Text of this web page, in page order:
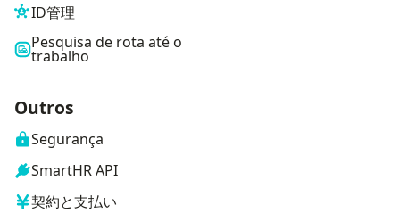
ID管理
Pesquisa de rota até o
trabalho
Outros
Segurança
SmartHR API
契約と支払い